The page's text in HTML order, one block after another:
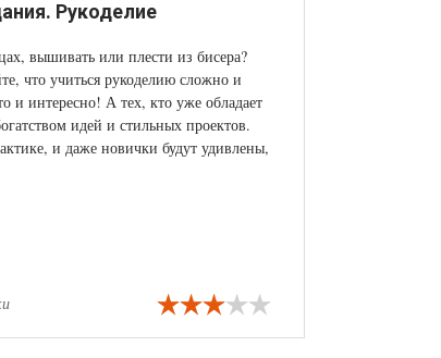
Рукоделие
вышивать или плести из бисера?
что учиться рукоделию сложно и
и интересно! А тех, кто уже обладает
идей и стильных проектов.
и даже новички будут удивлены,